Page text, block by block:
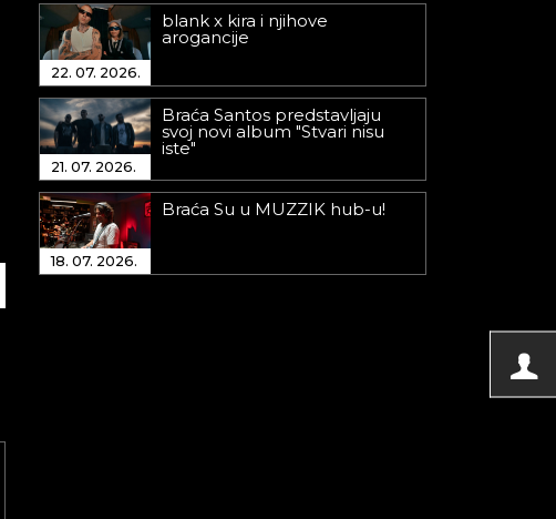
22. 07. 2026.
blank x kira i njihove
arogancije
21. 07. 2026.
Braća Santos predstavljaju
svoj novi album "Stvari nisu
iste"
18. 07. 2026.
Braća Su u MUZZIK hub-u!